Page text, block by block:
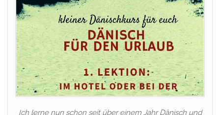
Ich lerne nun schon seit über einem Jahr Dänisch und